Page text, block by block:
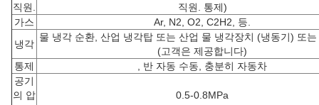
직원.
직원. 통제)
가스
Ar, N2, O2, C2H2, 등.
냉각
물 냉각 순환, 산업 냉각탑 또는 산업 물 냉각장치 (냉동기) 또
(고객은 제공합니다)
통제
, 반 자동 수동, 충분히 자동차
공기
의 압
0.5-0.8MPa